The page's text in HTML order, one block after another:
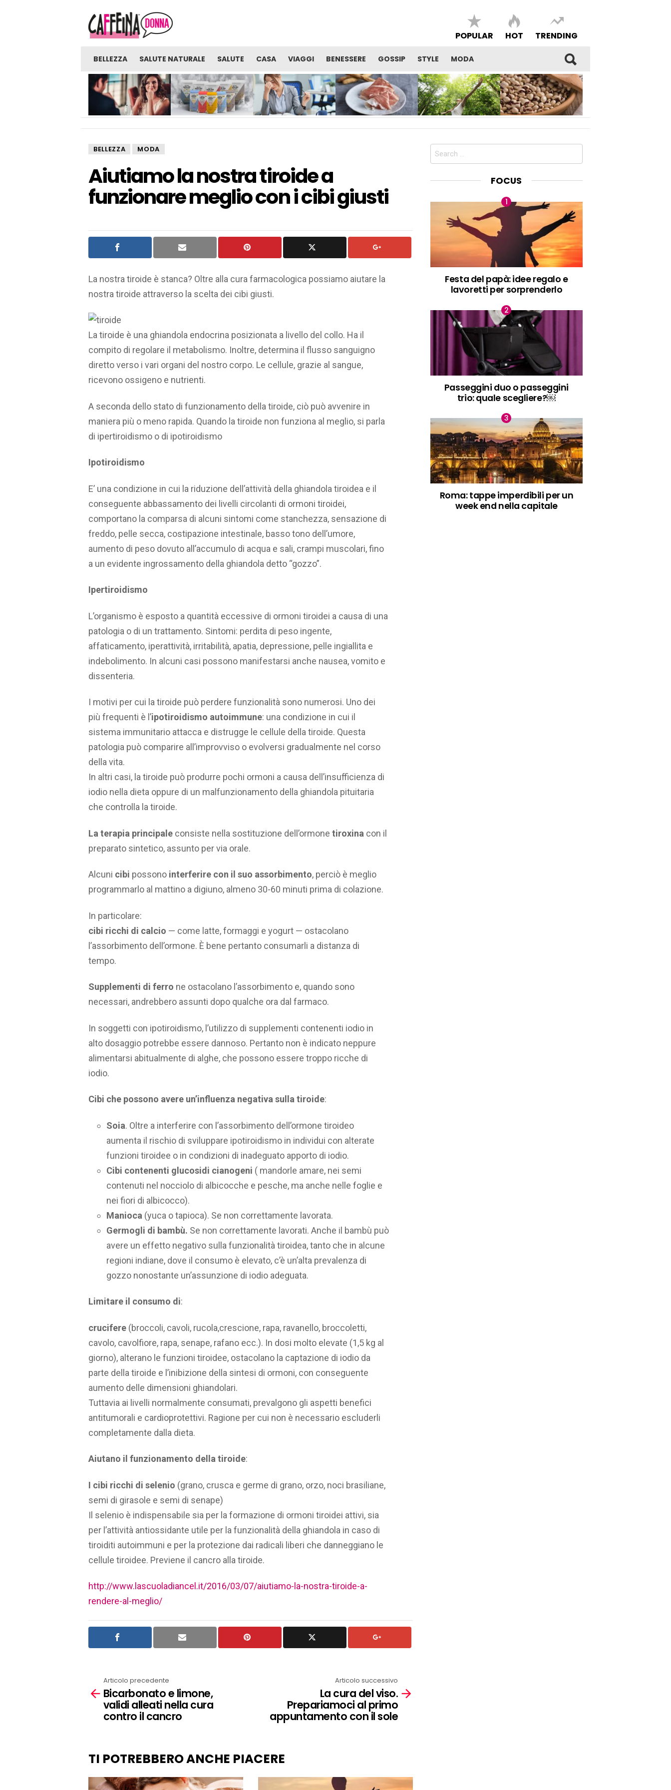
POPULAR HOT TRENDING
BELLEZZA SALUTE NATURALE SALUTE CASA VIAGGI BENESSERE GOSSIP STYLE MODA
NOVITÀ
PER UNA VERA RELAZIONE
DEGLI ADULTI?
SORPRENDENTE DI UTILE PER RECUPERARE DANIELE: ALIMENTO BENESSERE E DELLA BENESSERE E BELL’ESSERE
BELLEZZA MODA
Aiutiamo la nostra tiroide a
funzionare meglio con i cibi giusti
La nostra tiroide è stanca? Oltre alla cura farmacologica possiamo aiutare la
nostra tiroide attraverso la scelta dei cibi giusti.
La tiroide è una ghiandola endocrina posizionata a livello del collo. Ha il
compito di regolare il metabolismo. Inoltre, determina il flusso sanguigno
diretto verso i vari organi del nostro corpo. Le cellule, grazie al sangue,
ricevono ossigeno e nutrienti.
A seconda dello stato di funzionamento della tiroide, ciò può avvenire in
maniera più o meno rapida. Quando la tiroide non funziona al meglio, si parla
di ipertiroidismo o di ipotiroidismo
Ipotiroidismo
E’ una condizione in cui la riduzione dell’attività della ghiandola tiroidea e il
conseguente abbassamento dei livelli circolanti di ormoni tiroidei,
comportano la comparsa di alcuni sintomi come stanchezza, sensazione di
freddo, pelle secca, costipazione intestinale, basso tono dell’umore,
aumento di peso dovuto all’accumulo di acqua e sali, crampi muscolari, fino
a un evidente ingrossamento della ghiandola detto “gozzo”.
Ipertiroidismo
L’organismo è esposto a quantità eccessive di ormoni tiroidei a causa di una
patologia o di un trattamento. Sintomi: perdita di peso ingente,
affaticamento, iperattività, irritabilità, apatia, depressione, pelle ingiallita e
indebolimento. In alcuni casi possono manifestarsi anche nausea, vomito e
dissenteria.
I motivi per cui la tiroide può perdere funzionalità sono numerosi. Uno dei
più frequenti è l’ipotiroidismo autoimmune: una condizione in cui il
sistema immunitario attacca e distrugge le cellule della tiroide. Questa
patologia può comparire all’improvviso o evolversi gradualmente nel corso
della vita.
In altri casi, la tiroide può produrre pochi ormoni a causa dell’insufficienza di
iodio nella dieta oppure di un malfunzionamento della ghiandola pituitaria
che controlla la tiroide.
La terapia principale consiste nella sostituzione dell’ormone tiroxina con il
preparato sintetico, assunto per via orale.
Alcuni cibi possono interferire con il suo assorbimento, perciò è meglio
programmarlo al mattino a digiuno, almeno 30-60 minuti prima di colazione.
In particolare:
cibi ricchi di calcio — come latte, formaggi e yogurt — ostacolano
l’assorbimento dell’ormone. È bene pertanto consumarli a distanza di
tempo.
Supplementi di ferro ne ostacolano l’assorbimento e, quando sono
necessari, andrebbero assunti dopo qualche ora dal farmaco.
In soggetti con ipotiroidismo, l’utilizzo di supplementi contenenti iodio in
alto dosaggio potrebbe essere dannoso. Pertanto non è indicato neppure
alimentarsi abitualmente di alghe, che possono essere troppo ricche di
iodio.
Cibi che possono avere un’influenza negativa sulla tiroide:
Soia. Oltre a interferire con l’assorbimento dell’ormone tiroideo
aumenta il rischio di sviluppare ipotiroidismo in individui con alterate
funzioni tiroidee o in condizioni di inadeguato apporto di iodio.
Cibi contenenti glucosidi cianogeni ( mandorle amare, nei semi
contenuti nel nocciolo di albicocche e pesche, ma anche nelle foglie e
nei fiori di albicocco).
Manioca (yuca o tapioca). Se non correttamente lavorata.
Germogli di bambù. Se non correttamente lavorati. Anche il bambù può
avere un effetto negativo sulla funzionalità tiroidea, tanto che in alcune
regioni indiane, dove il consumo è elevato, c’è un’alta prevalenza di
gozzo nonostante un’assunzione di iodio adeguata.
Limitare il consumo di:
crucifere (broccoli, cavoli, rucola,crescione, rapa, ravanello, broccoletti,
cavolo, cavolfiore, rapa, senape, rafano ecc.). In dosi molto elevate (1,5 kg al
giorno), alterano le funzioni tiroidee, ostacolano la captazione di iodio da
parte della tiroide e l’inibizione della sintesi di ormoni, con conseguente
aumento delle dimensioni ghiandolari.
Tuttavia ai livelli normalmente consumati, prevalgono gli aspetti benefici
antitumorali e cardioprotettivi. Ragione per cui non è necessario escluderli
completamente dalla dieta.
Aiutano il funzionamento della tiroide:
I cibi ricchi di selenio (grano, crusca e germe di grano, orzo, noci brasiliane,
semi di girasole e semi di senape)
Il selenio è indispensabile sia per la formazione di ormoni tiroidei attivi, sia
per l’attività antiossidante utile per la funzionalità della ghiandola in caso di
tiroiditi autoimmuni e per la protezione dai radicali liberi che danneggiano le
cellule tiroidee. Previene il cancro alla tiroide.
http://www.lascuoladiancel.it/2016/03/07/aiutiamo-la-nostra-tiroide-a-
rendere-al-meglio/
more
Articolo precedente
Bicarbonato e limone,
validi alleati nella cura
contro il cancro
Articolo successivo
La cura del viso.
Prepariamoci al primo
appuntamento con il sole
TI POTREBBERO ANCHE PIACERE
Search
FOCUS
Festa del papà: idee regalo e
lavoretti per sorprenderlo
Passeggini duo o passeggini
trio: quale scegliere?￼
Roma: tappe imperdibili per un
week end nella capitale